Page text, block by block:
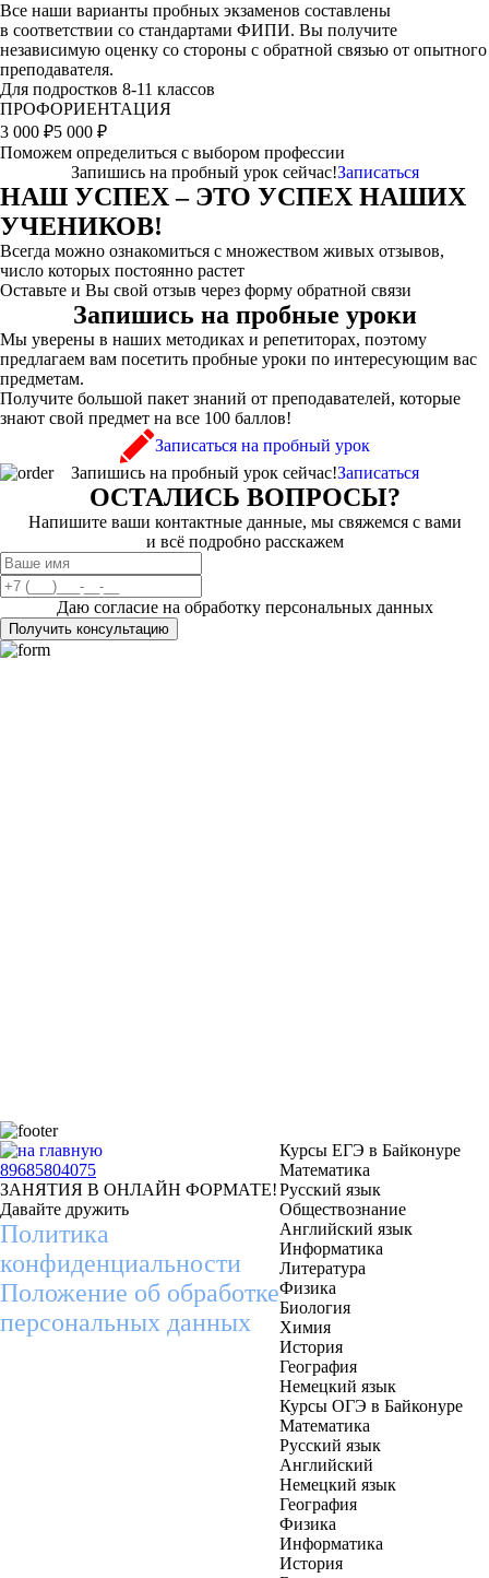
Все наши варианты пробных экзаменов составлены
в соответствии со стандартами ФИПИ. Вы получите
независимую оценку со стороны с обратной связью от опытного
преподавателя.
Для подростков 8-11 классов
ПРОФОРИЕНТАЦИЯ
3 000 ₽5 000 ₽
Поможем определиться с выбором профессии
Запишись на пробный урок сейчас!Записаться
НАШ УСПЕХ – ЭТО УСПЕХ НАШИХ
УЧЕНИКОВ!
Всегда можно ознакомиться с множеством живых отзывов,
число которых постоянно растет
Оставьте и Вы свой отзыв через форму обратной связи
Запишись на пробные уроки
Мы уверены в наших методиках и репетиторах, поэтому
предлагаем вам посетить пробные уроки по интересующим вас
предметам.
Получите большой пакет знаний от преподавателей, которые
знают свой предмет на все 100 баллов!
Записаться на пробный урок
Запишись на пробный урок сейчас!Записаться
ОСТАЛИСЬ ВОПРОСЫ?
Напишите ваши контактные данные, мы свяжемся с вами
и всё подробно расскажем
Даю согласие на обработку персональных данных
Получить консультацию
89685804075
ЗАНЯТИЯ В ОНЛАЙН ФОРМАТЕ!
Давайте дружить
Политика
конфиденциальности
Положение об обработке
персональных данных
Курсы ЕГЭ в Байконуре
Математика
Русский язык
Обществознание
Английский язык
Информатика
Литература
Физика
Биология
Химия
История
География
Немецкий язык
Курсы ОГЭ в Байконуре
Математика
Русский язык
Английский
Немецкий язык
География
Физика
Информатика
История